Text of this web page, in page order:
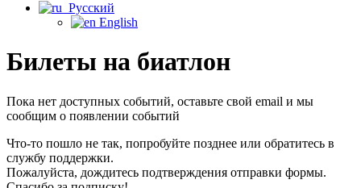
Русский
English
Билеты на биатлон
Пока нет доступных событий, оставьте свой email и мы
сообщим о появлении событий
Что-то пошло не так, попробуйте позднее или обратитесь в
службу поддержки.
Пожалуйста, дождитесь подтверждения отправки формы.